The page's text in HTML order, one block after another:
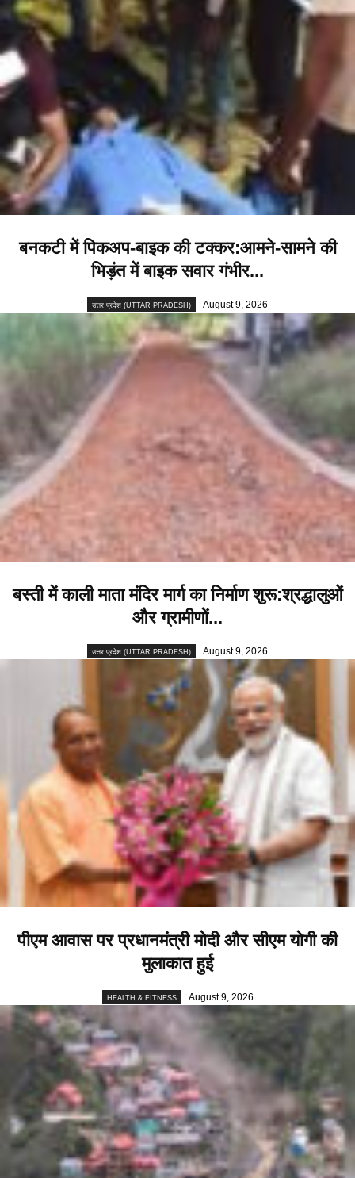
बनकटी में पिकअप-बाइक की टक्कर:आमने-सामने की
भिड़ंत में बाइक सवार गंभीर...
उत्तर प्रदेश (UTTAR PRADESH) August 9, 2026
बस्ती में काली माता मंदिर मार्ग का निर्माण शुरू:श्रद्धालुओं
और ग्रामीणों...
उत्तर प्रदेश (UTTAR PRADESH) August 9, 2026
पीएम आवास पर प्रधानमंत्री मोदी और सीएम योगी की
मुलाकात हुई
HEALTH & FITNESS August 9, 2026